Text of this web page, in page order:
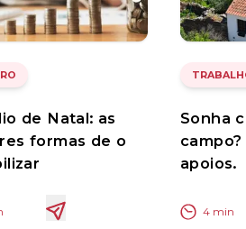
de Natal: as
formas de o
Sonha
apoios.
4 min